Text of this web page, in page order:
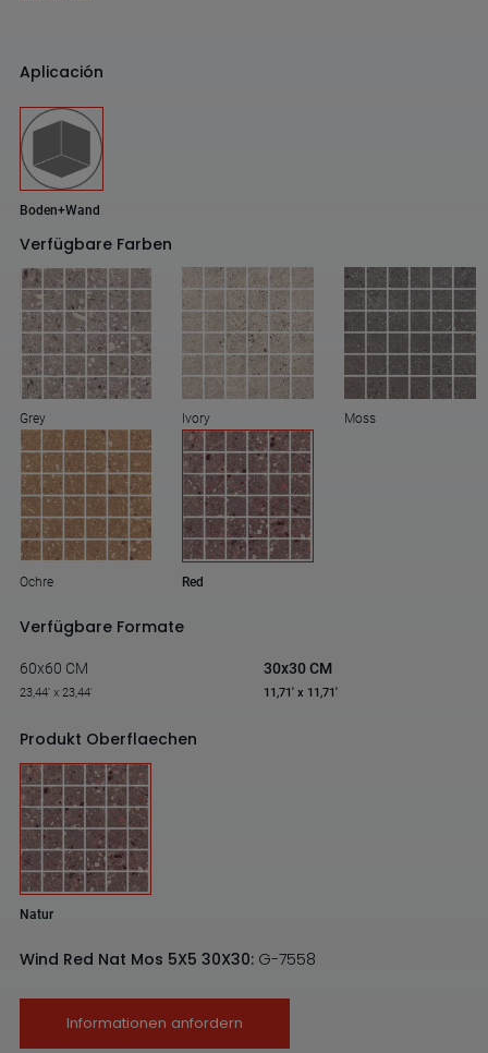
Aplicación
Boden+Wand
Verfügbare Farben
Grey Ivory Moss
Ochre Red
Verfügbare Formate
60x60 CM
23,44' x 23,44'
30x30 CM
11,71' x 11,71'
Produkt Oberflaechen
Natur
Wind Red Nat Mos 5X5 30X30: G-7558
Informationen anfordern